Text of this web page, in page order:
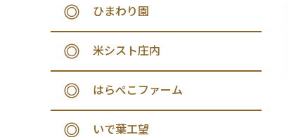
ひまわり園
米シスト庄内
はらぺこファーム
いで葉工望